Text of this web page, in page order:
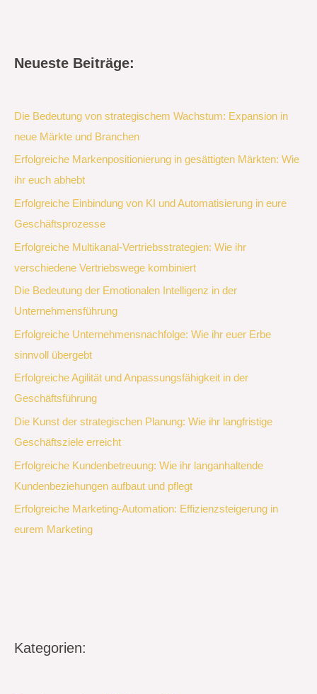
Neueste Beiträge:
Die Bedeutung von strategischem Wachstum: Expansion in
neue Märkte und Branchen
Erfolgreiche Markenpositionierung in gesättigten Märkten: Wie
ihr euch abhebt
Erfolgreiche Einbindung von KI und Automatisierung in eure
Geschäftsprozesse
Erfolgreiche Multikanal-Vertriebsstrategien: Wie ihr
verschiedene Vertriebswege kombiniert
Die Bedeutung der Emotionalen Intelligenz in der
Unternehmensführung
Erfolgreiche Unternehmensnachfolge: Wie ihr euer Erbe
sinnvoll übergebt
Erfolgreiche Agilität und Anpassungsfähigkeit in der
Geschäftsführung
Die Kunst der strategischen Planung: Wie ihr langfristige
Geschäftsziele erreicht
Erfolgreiche Kundenbetreuung: Wie ihr langanhaltende
Kundenbeziehungen aufbaut und pflegt
Erfolgreiche Marketing-Automation: Effizienzsteigerung in
eurem Marketing
Kategorien: